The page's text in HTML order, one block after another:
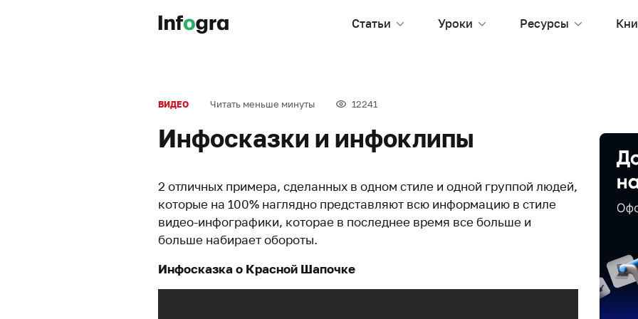
Статьи Уроки Ресурсы
ВИДЕО Читать меньше минуты 12241
Инфосказки и инфоклипы
2 отличных примера, сделанных в одном стиле и одной группой людей,
которые на 100% наглядно представляют всю информацию в стиле
видео-инфографики, которае в последнее время все больше и
больше набирает обороты.
Инфосказка о Красной Шапочке